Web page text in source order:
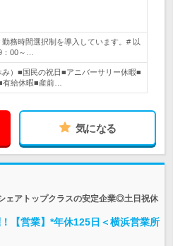
務時間選択制を導入しています。# 以
00～…
）■国民の祝日■アニバーサリー休暇■
給休暇■産前…
気になる
ェアトップクラスの安定企業◎土日祝休
【営業】*年休125日＜横浜営業所